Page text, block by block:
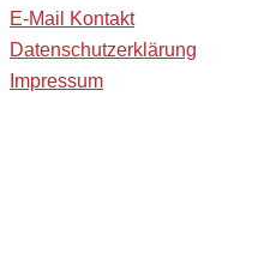
E-Mail Kontakt
Datenschutzerklärung
Impressum